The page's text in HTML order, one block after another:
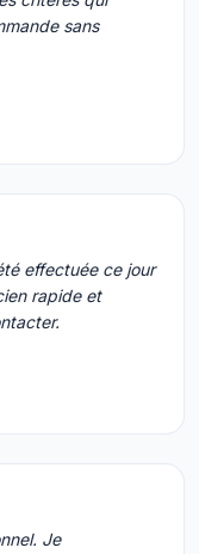
sans
effectuée ce jour
rapide et
Je